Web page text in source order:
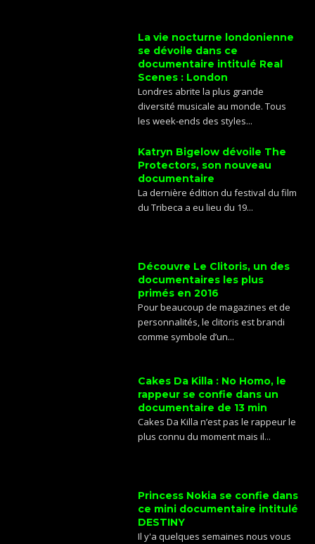
La vie nocturne londonienne
se dévoile dans ce
documentaire intitulé Real
Scenes : London
Londres abrite la plus grande
diversité musicale au monde. Tous
les week-ends des styles...
Katryn Bigelow dévoile The
Protectors, son nouveau
documentaire
La dernière édition du festival du film
du Tribeca a eu lieu du 19...
Découvre Le Clitoris, un des
documentaires les plus
primés en 2016
Pour beaucoup de magazines et de
personnalités, le clitoris est brandi
comme symbole d’un...
Cakes Da Killa : No Homo, le
rappeur se confie dans un
documentaire de 13 min
Cakes Da Killa n’est pas le rappeur le
plus connu du moment mais il...
Princess Nokia se confie dans
ce mini documentaire intitulé
DESTINY
Il y'a quelques semaines nous vous